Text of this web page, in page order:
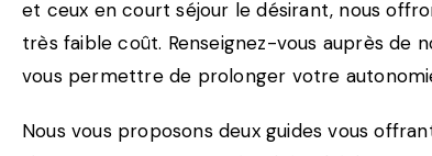
et ceux en court séjour le désirant, nous
très faible coût. Renseignez-vous auprès
vous permettre de prolonger votre
Nous vous proposons deux guides vous